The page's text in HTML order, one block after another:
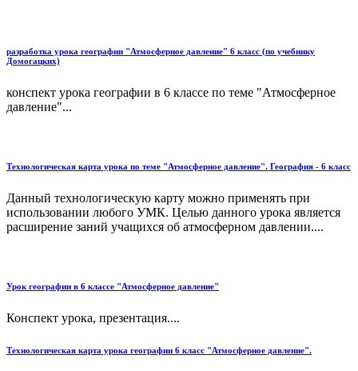
разработка урока географии "Атмосферное давление" 6 класс (по учебнику
Домогацких)
конспект урока географии в 6 классе по теме "Атмосферное
давление"...
Технологическая карта урока по теме "Атмосферное давление". География - 6 класс
Данный технологическую карту можно применять при
использовании любого УМК. Целью данного урока является
расширение заний учащихся об атмосферном давлении....
Урок географии в 6 классе "Атмосферное давление"
Конспект урока, презентация....
Технологическая карта урока географии 6 класс "Атмосферное давление".